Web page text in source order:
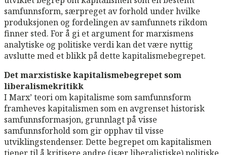
samfunnsform, særpreget av forhold under hvilke
produksjonen og fordelingen av samfunnets rikdom
finner sted. For å gi et argument for marxismens
analytiske og politiske verdi kan det være nyttig
avslutte med et blikk på dette kapitalismebegrepet.
Det marxistiske kapitalismebegrepet som
liberalismekritikk
I Marx’ teori om kapitalisme som samfunnsform
framheves kapitalismen som en avgrenset historisk
samfunnsformasjon, grunnlagt på visse
samfunnsforhold som gir opphav til visse
utviklingstendenser. Dette begrepet om kapitalismen